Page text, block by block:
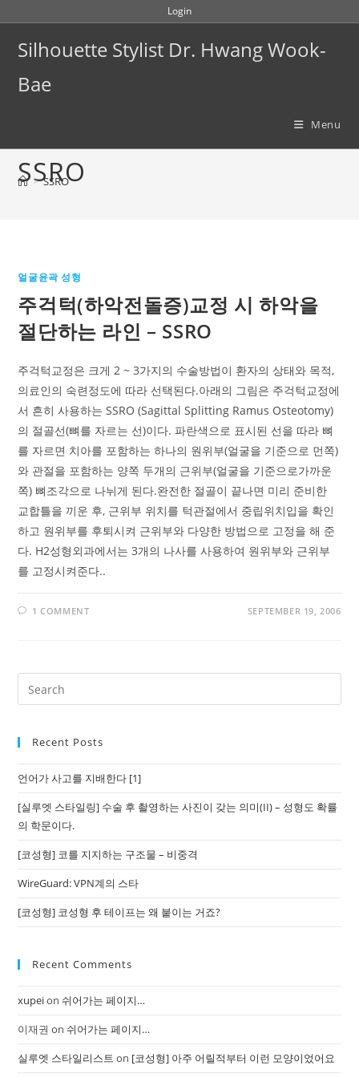
content
Login
Silhouette Stylist Dr. Hwang Wook-
Bae
Menu
SSRO
> SSRO
얼굴윤곽 성형
주걱턱(하악전돌증)교정 시 하악을
절단하는 라인 – SSRO
주걱턱교정은 크게 2 ~ 3가지의 수술방법이 환자의 상태와 목적,
의료인의 숙련정도에 따라 선택된다.아래의 그림은 주걱턱교정에
서 흔히 사용하는 SSRO (Sagittal Splitting Ramus Osteotomy)
의 절골선(뼈를 자르는 선)이다. 파란색으로 표시된 선을 따라 뼈
를 자르면 치아를 포함하는 하나의 원위부(얼굴을 기준으로 먼쪽)
와 관절을 포함하는 양쪽 두개의 근위부(얼굴을 기준으로가까운
쪽) 뼈조각으로 나뉘게 된다.완전한 절골이 끝나면 미리 준비한
교합틀을 끼운 후, 근위부 위치를 턱관절에서 중립위치입을 확인
하고 원위부를 후퇴시켜 근위부와 다양한 방법으로 고정을 해 준
다. H2성형외과에서는 3개의 나사를 사용하여 원위부와 근위부
를 고정시켜준다..
1 COMMENT SEPTEMBER 19, 2006
Recent Posts
언어가 사고를 지배한다 [1]
[실루엣 스타일링] 수술 후 촬영하는 사진이 갖는 의미(II) – 성형도 확률
의 학문이다.
[코성형] 코를 지지하는 구조물 – 비중격
WireGuard: VPN계의 스타
[코성형] 코성형 후 테이프는 왜 붙이는 거죠?
Recent Comments
xupeion 쉬어가는 페이지…
이재권 on 쉬어가는 페이지…
실루엣 스타일리스트 on [코성형] 아주 어릴적부터 이런 모양이었어요